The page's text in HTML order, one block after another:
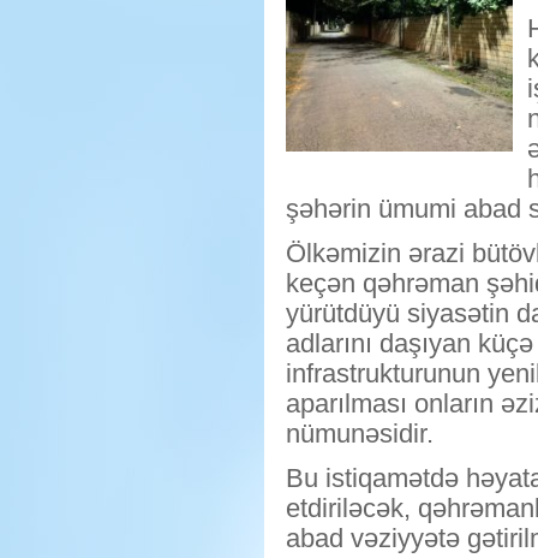
şəhərin ümumi abad
​Ölkəmizin ərazi
keçən qəhrəman
yürütdüyü siyasətin
adlarını daşıyan
infrastrukturunun
aparılması onların
nümunəsidir.
​Bu istiqamətdə
etdiriləcək,
abad vəziyyətə